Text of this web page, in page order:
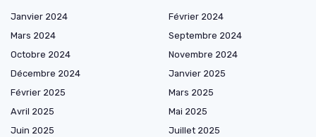
Janvier 2024
Février 2024
Mars 2024
Septembre 2024
Octobre 2024
Novembre 2024
Décembre 2024
Janvier 2025
Février 2025
Mars 2025
Avril 2025
Mai 2025
Juin 2025
Juillet 2025